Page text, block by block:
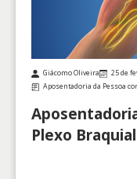
Giácomo Oliveira
25 de
Aposentadoria da Pessoa
Plexo Braquial